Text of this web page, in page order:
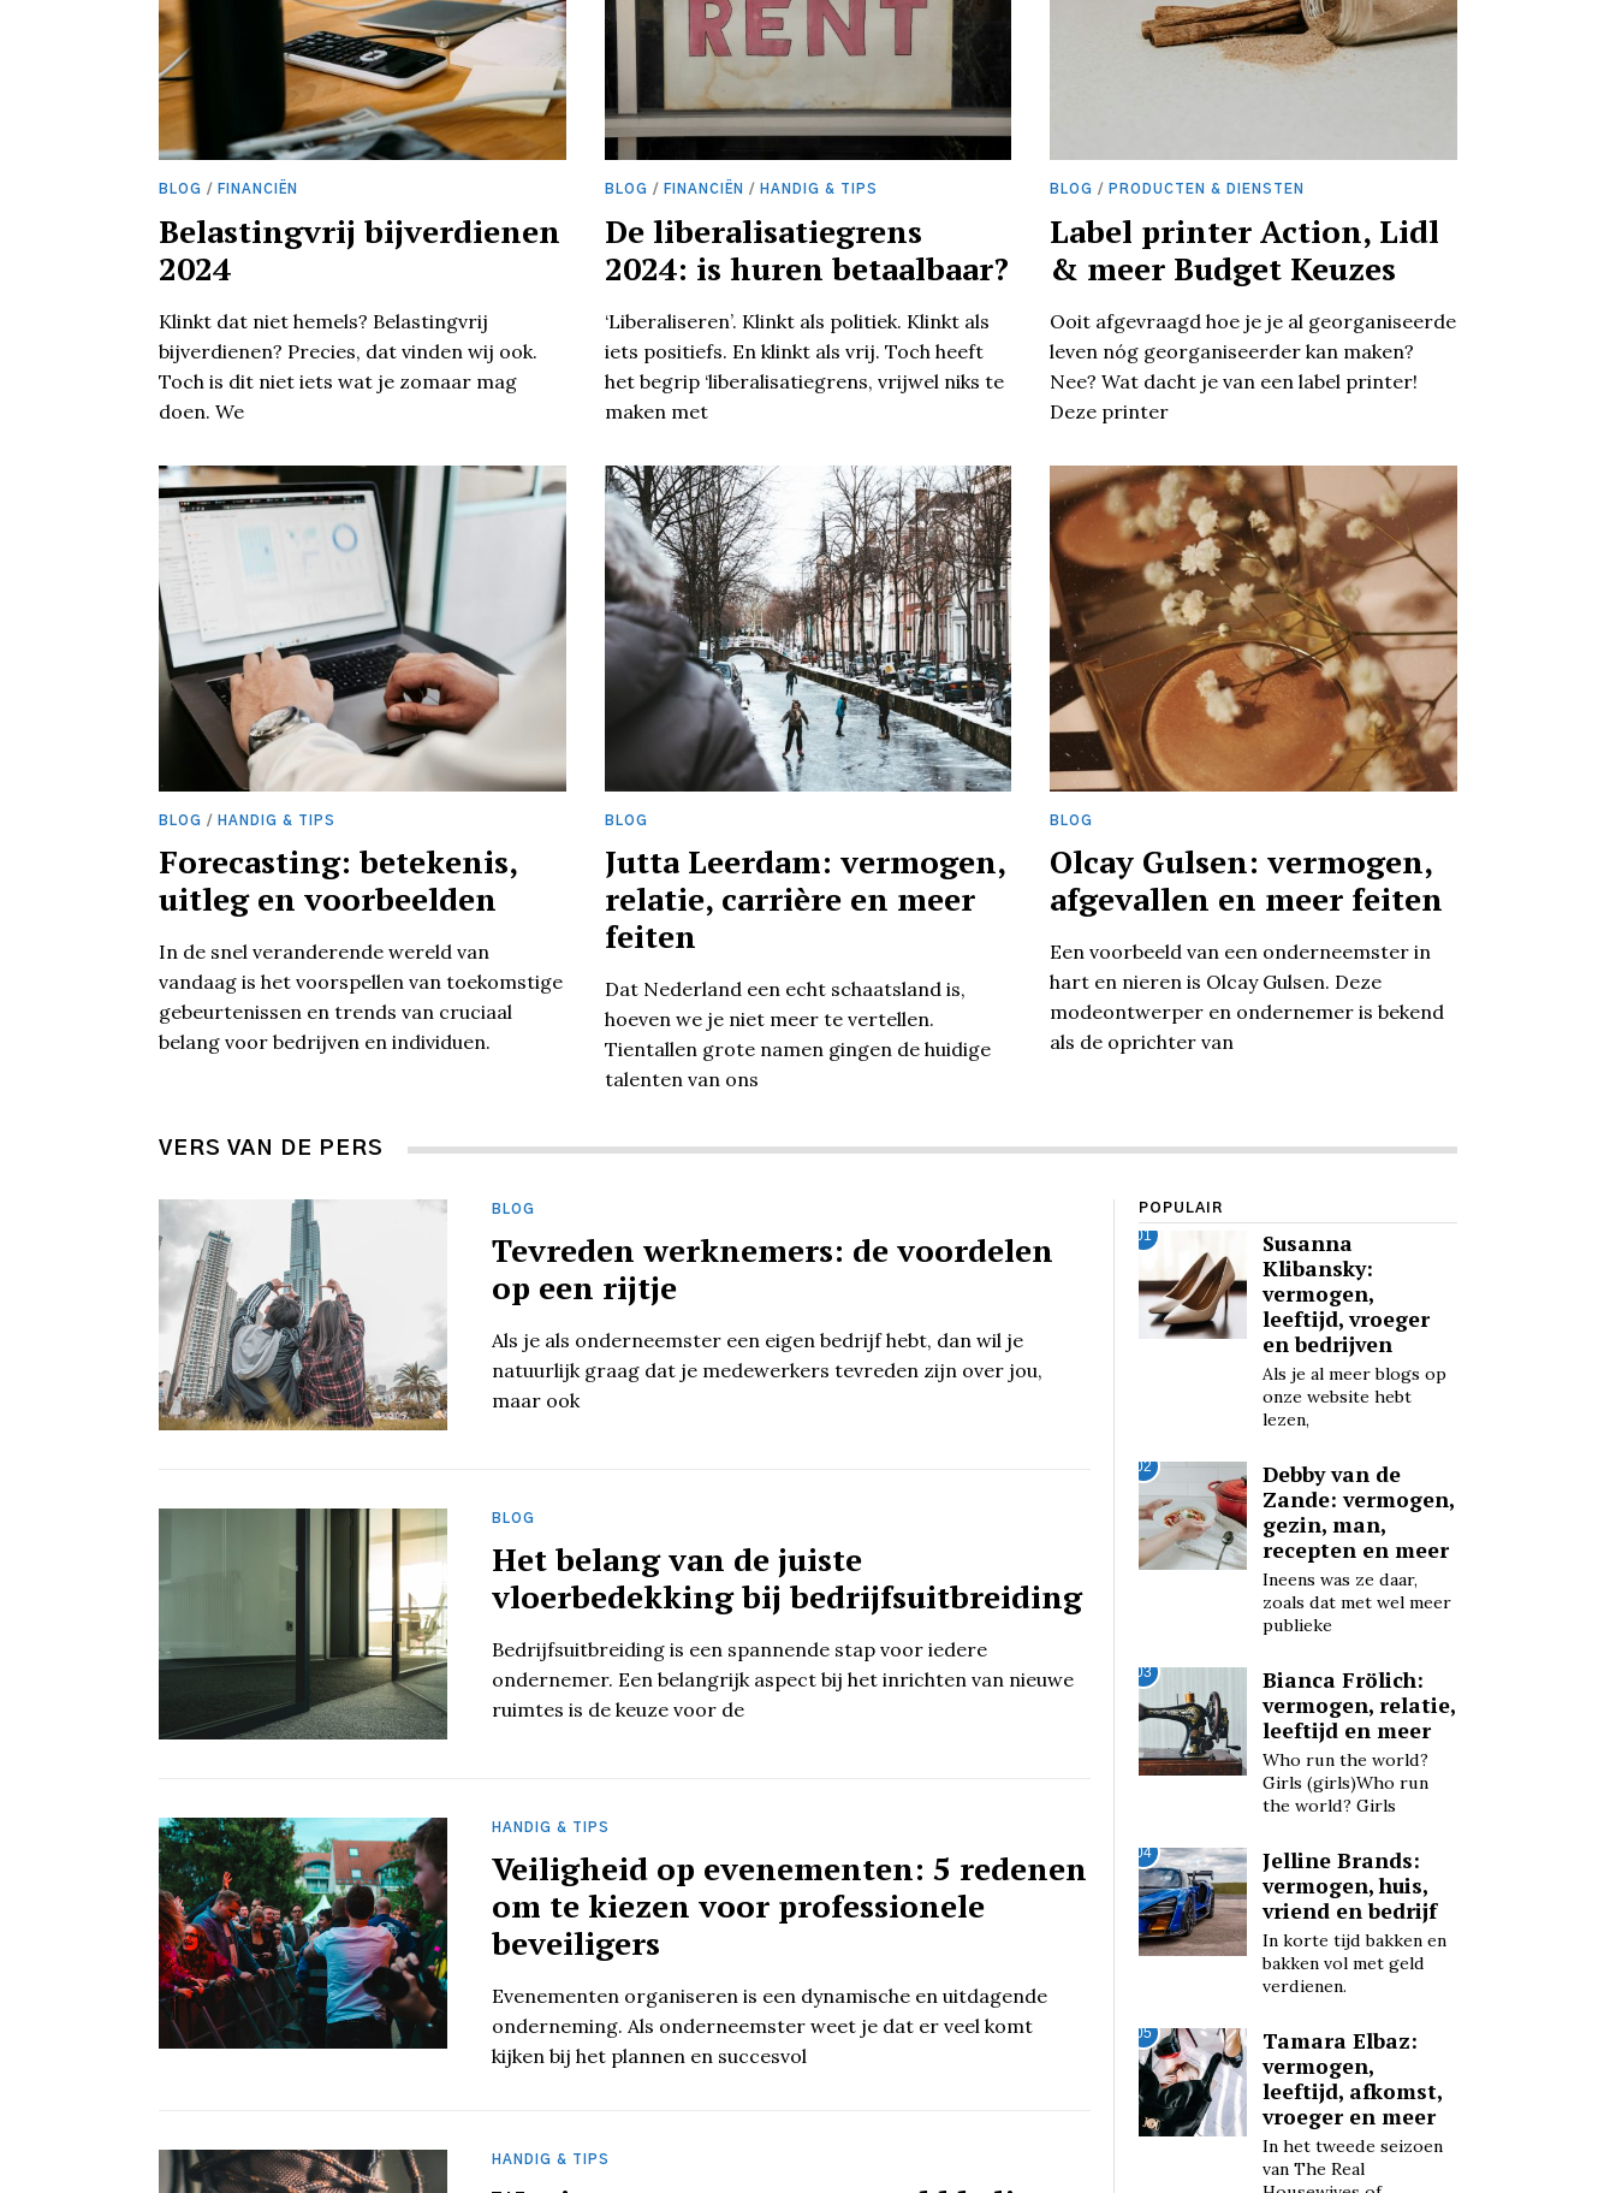
BLOG / FINANCIËN
Belastingvrij bijverdienen
2024
Klinkt dat niet hemels? Belastingvrij
bijverdienen? Precies, dat vinden wij ook.
Toch is dit niet iets wat je zomaar mag
doen. We
BLOG / FINANCIËN / HANDIG & TIPS
De liberalisatiegrens
2024: is huren betaalbaar?
‘Liberaliseren’. Klinkt als politiek. Klinkt als
iets positiefs. En klinkt als vrij. Toch heeft
het begrip ‘liberalisatiegrens, vrijwel niks te
maken met
BLOG / PRODUCTEN & DIENSTEN
Label printer Action, Lidl
& meer Budget Keuzes
Ooit afgevraagd hoe je je al georganiseerde
leven nóg georganiseerder kan maken?
Nee? Wat dacht je van een label printer!
Deze printer
BLOG / HANDIG & TIPS
Forecasting: betekenis,
uitleg en voorbeelden
In de snel veranderende wereld van
vandaag is het voorspellen van toekomstige
gebeurtenissen en trends van cruciaal
belang voor bedrijven en individuen.
BLOG
Jutta Leerdam: vermogen,
relatie, carrière en meer
feiten
Dat Nederland een echt schaatsland is,
hoeven we je niet meer te vertellen.
Tientallen grote namen gingen de huidige
talenten van ons
BLOG
Olcay Gulsen: vermogen,
afgevallen en meer feiten
Een voorbeeld van een onderneemster in
hart en nieren is Olcay Gulsen. Deze
modeontwerper en ondernemer is bekend
als de oprichter van
VERS VAN DE PERS
BLOG
Tevreden werknemers: de voordelen
op een rijtje
Als je als onderneemster een eigen bedrijf hebt, dan wil je
natuurlijk graag dat je medewerkers tevreden zijn over jou,
maar ook
BLOG
Het belang van de juiste
vloerbedekking bij bedrijfsuitbreiding
Bedrijfsuitbreiding is een spannende stap voor iedere
ondernemer. Een belangrijk aspect bij het inrichten van nieuwe
ruimtes is de keuze voor de
HANDIG & TIPS
Veiligheid op evenementen: 5 redenen
om te kiezen voor professionele
beveiligers
Evenementen organiseren is een dynamische en uitdagende
onderneming. Als onderneemster weet je dat er veel komt
kijken bij het plannen en succesvol
HANDIG & TIPS
POPULAIR
01
Susanna
Klibansky:
vermogen,
leeftijd, vroeger
en bedrijven
Als je al meer blogs op
onze website hebt
lezen,
02
Debby van de
Zande: vermogen,
gezin, man,
recepten en meer
Ineens was ze daar,
zoals dat met wel meer
publieke
03
Bianca Frölich:
vermogen, relatie,
leeftijd en meer
Who run the world?
Girls (girls)Who run
the world? Girls
04
Jelline Brands:
vermogen, huis,
vriend en bedrijf
In korte tijd bakken en
bakken vol met geld
verdienen.
05
Tamara Elbaz:
vermogen,
leeftijd, afkomst,
vroeger en meer
In het tweede seizoen
van The Real